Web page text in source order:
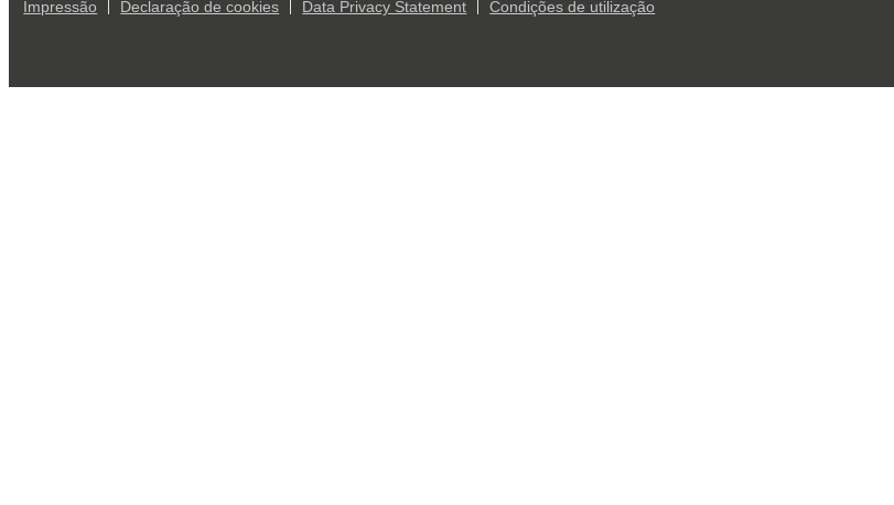
Impressão Declaração de cookies Data Privacy Statement Condições de utilização